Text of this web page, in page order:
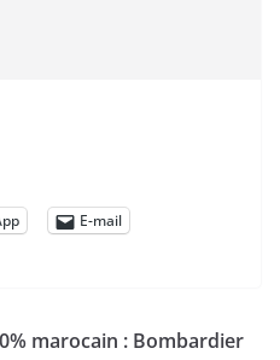
E-mail
marocain : Bombardier